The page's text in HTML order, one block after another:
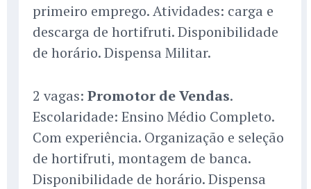
primeiro emprego. Atividades: carga e
descarga de hortifruti. Disponibilidade
de horário. Dispensa Militar.
2 vagas: Promotor de Vendas.
Escolaridade: Ensino Médio Completo.
Com experiência. Organização e seleção
de hortifruti, montagem de banca.
Disponibilidade de horário. Dispensa